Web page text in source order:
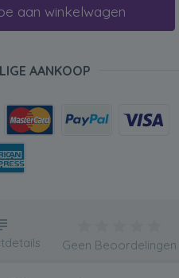
aan winkelwagen
AANKOOP
Geen Beoordelingen